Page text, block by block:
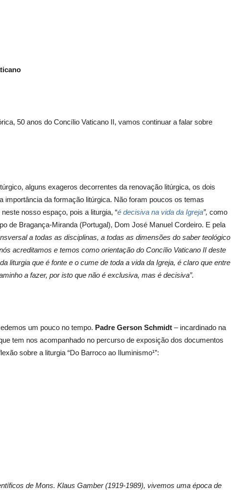
50 anos do Concílio Vaticano II, vamos continuar a falar sobre
alguns exageros decorrentes da renovação litúrgica, os dois
importância da formação litúrgica. Não foram poucos os temas
nosso espaço, pois a liturgia, “é decisiva na vida da Igreja”, como
de Bragança-Miranda (Portugal), Dom José Manuel Cordeiro. E pela
a todas as disciplinas, a todas as dimensões do saber teológico
acreditamos e temos como orientação do Concílio Vaticano II deste
liturgia que é fonte e o cume de toda a vida da Igreja, é claro que entre
a fazer, por isto que não é exclusiva, mas é decisiva”.
um pouco no tempo. Padre Gerson Schmidt – incardinado na
tem nos acompanhado no percurso de exposição dos documentos
sobre a liturgia “Do Barroco ao Iluminismo¹”:
de Mons. Klaus Gamber (1919-1989), vivemos uma época de